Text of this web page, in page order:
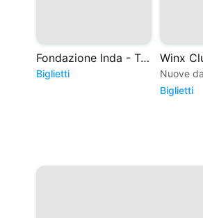
Fondazione Inda - Teatro Greco di Siracusa
Biglietti
Nuove
Biglietti